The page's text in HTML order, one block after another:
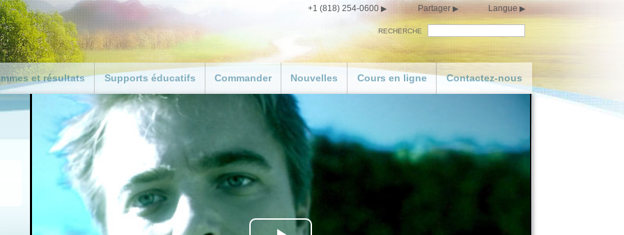
+1 (818) 254-0600 Partager Langue
RECHERCHE
et résultats
d’activité
DE
POUR
de la police
Supports éducatifs
Bienvenue aux
enseignants et éducateurs
Le kit pédagogique gratuit
pour enseignants
Téléchargement du guide
pédagogique
Résultats dans les écoles
Commander
Personnalisez votre livre
Le chemin du bonheur
Commander des supports
Dons
Nouvelles Cours en ligne Contactez-nous